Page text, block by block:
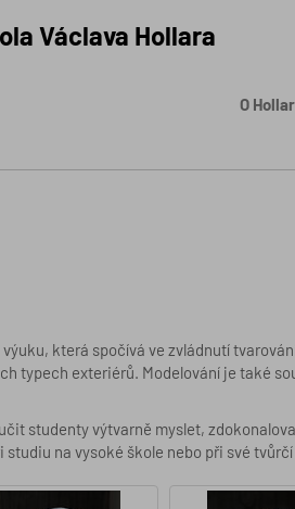
Václava Hollara
O
která spočívá ve zvládnutí
typech exteriérů. Modelování je také
studenty výtvarně myslet,
na vysoké škole nebo při své